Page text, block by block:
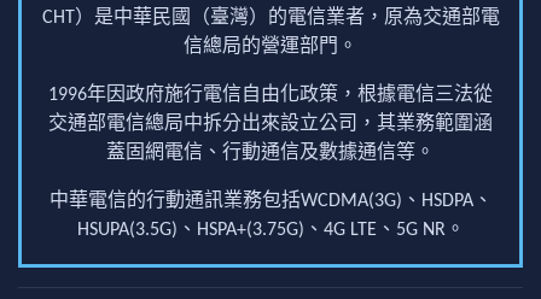
CHT）是中華民國（臺灣）的電信業者，原為交通部電
信總局的營運部門。
1996年因政府施行電信自由化政策，根據電信三法從
交通部電信總局中拆分出來設立公司，其業務範圍涵
蓋固網電信、行動通信及數據通信等。
中華電信的行動通訊業務包括WCDMA(3G)、HSDPA、
HSUPA(3.5G)、HSPA+(3.75G)、4G LTE、5G NR。